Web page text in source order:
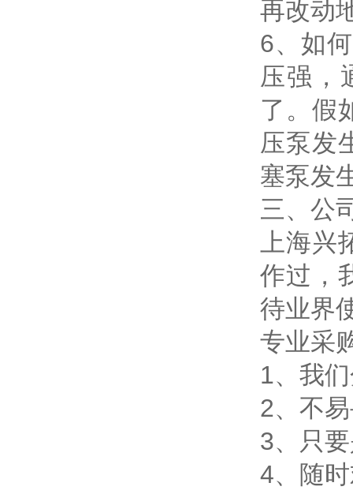
再改动
6、如
压强，
了。假
压泵发
塞泵发
三、公
上海
作过，
待业界
专业采
1、我
2、不
3、只
4、随